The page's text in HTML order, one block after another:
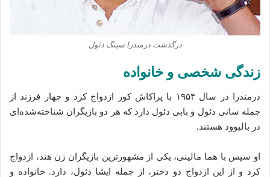
درگذشت درمندرا سینگ دئول
زندگی شخصی و خانواده
درمندرا در سال ۱۹۵۴ با پراکاش کور ازدواج کرد و چهار فرزند از
جمله سانی دئول و بابی دئول دارد که هر دو بازیگران شناخته‌شده‌ای
در بالیوود هستند.
او سپس با هما مالینی، یکی از مشهورترین بازیگران زن هند، ازدواج
کرد و از این ازدواج دو دختر، از جمله ایشا دئول، دارد. خانواده و